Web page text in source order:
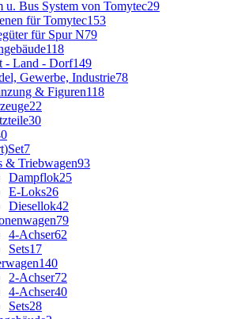
u. Bus System von Tomytec29
für Tomytec153
für Spur N79
118
- Land - Dorf149
Gewerbe, Industrie78
& Figuren118
22
30
7
& Triebwagen93
Dampflok25
E-Loks26
Diesellok42
79
4-Achser62
Sets17
140
2-Achser72
4-Achser40
Sets28